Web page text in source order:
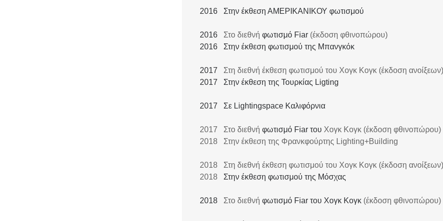
2016 Στην έκθεση ΑΜΕΡΙΚΑΝΙΚΟΥ φωτισμού
2016 Στο διεθνή φωτισμό Fiar (έκδοση φθινοπώρου)
2016 Στην έκθεση φωτισμού της Μπανγκόκ
2017 Στη διεθνή έκθεση φωτισμού του Χογκ Κογκ (έκδοση ανοίξεων)
2017 Στην έκθεση της Τουρκίας Ligting
2017 Σε Lightingspace Καλιφόρνια
2017 Στο διεθνή φωτισμό Fiar του Χογκ Κογκ (έκδοση φθινοπώρου)
2018 Στην έκθεση της Φρανκφούρτης Lighting+Building
2018 Στη διεθνή έκθεση φωτισμού του Χογκ Κογκ (έκδοση ανοίξεων)
2018 Στην έκθεση φωτισμού της Μόσχας
2018 Στο διεθνή φωτισμό Fiar του Χογκ Κογκ (έκδοση φθινοπώρου)